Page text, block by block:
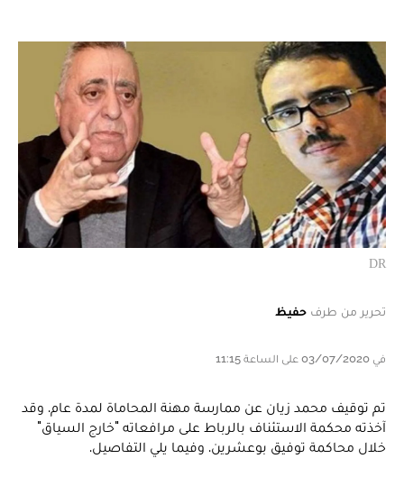
DR
تحرير من طرف حفيظ
في 03/07/2020 على الساعة 11:15
تم توقيف محمد زيان عن ممارسة مهنة المحاماة لمدة عام. وقد
آخذته محكمة الاستئناف بالرباط على مرافعاته "خارج السياق"
خلال محاكمة توفيق بوعشرين. وفيما يلي التفاصيل.